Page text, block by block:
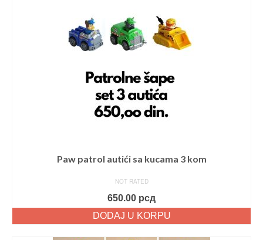
Paw patrol autići sa kucama 3 kom
NOT RATED
650.00 рсд
DODAJ U KORPU